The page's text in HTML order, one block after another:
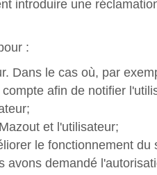
introduire une
:
Dans le cas où, par
afin de notifier
et l'utilisateur;
le fonctionnement du
avons demandé